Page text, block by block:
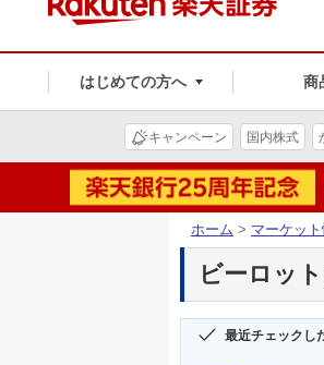
はじめての方へ 商
キャンペーン 国内株式
ホーム > マーケッ
ビーロッ
最近チェックし